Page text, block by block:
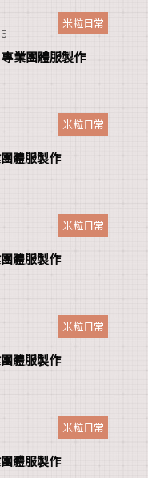
米粒日常
業團體服製作
米粒日常
體服製作
米粒日常
體服製作
米粒日常
體服製作
米粒日常
體服製作